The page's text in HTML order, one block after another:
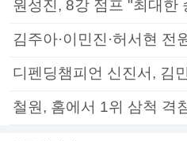
원성진, 8강 점프 "최대한
디펜딩챔피언 신진서, 김
철원, 홈에서 1위 삼척 격